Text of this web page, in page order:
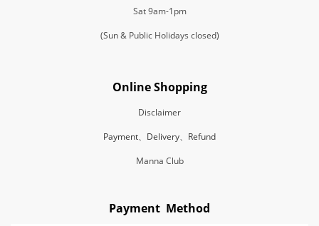
Sat 9am-1pm
(Sun & Public Holidays closed)
Online Shopping
Disclaimer
Payment、Delivery、Refund
Manna Club
Payment Method